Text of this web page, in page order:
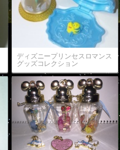
ディズニープリンセスロマンス
グッズコレクション